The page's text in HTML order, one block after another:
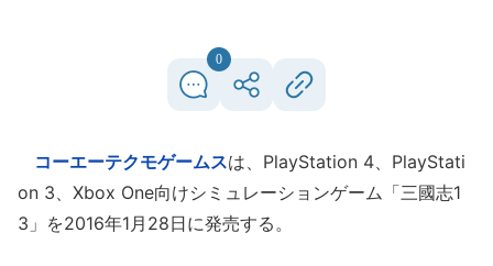
0
コーエーテクモゲームスは、PlayStation 4、PlayStati
on 3、Xbox One向けシミュレーションゲーム「三國志1
3」を2016年1月28日に発売する。